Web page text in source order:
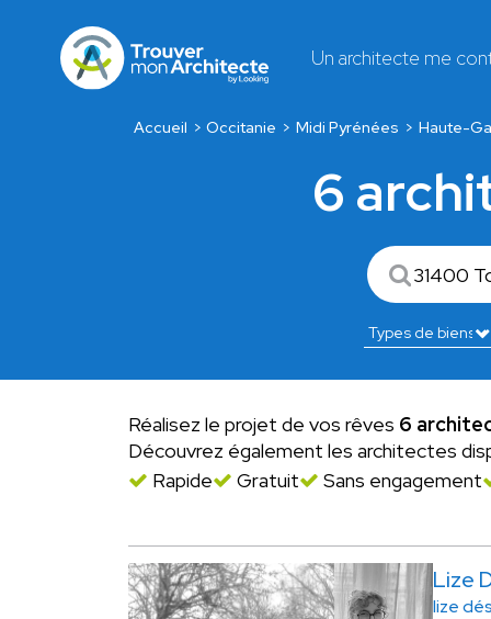
Un architecte me
Accueil Occitanie Midi Pyrénées Haute-
6
Réalisez le projet de vos rêves 6
Découvrez également les architectes
Rapide
Gratuit Sans engagement
Lize
lize